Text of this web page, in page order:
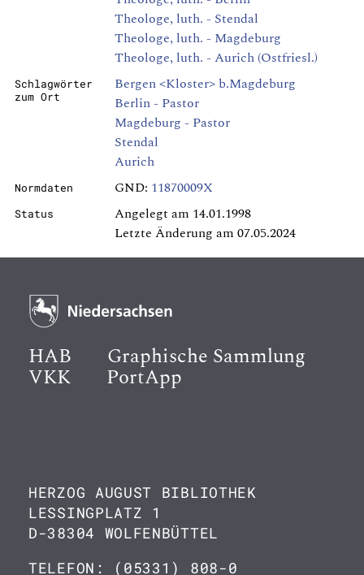
Theologe, luth. - Stendal
Theologe, luth. - Magdeburg
Theologe, luth. - Aurich (Ostfriesl.)
Schlagwörter
zum Ort
Bergen <Kloster> b.Magdeburg
Berlin - Pastor
Magdeburg - Pastor
Stendal
Aurich
Normdaten GND: 11870009X
Status
Angelegt am 14.01.1998
Letzte Änderung am 07.05.2024
HAB Graphische Sammlung
VKK PortApp
HERZOG AUGUST BIBLIOTHEK
LESSINGPLATZ 1
D-38304 WOLFENBÜTTEL
TELEFON: (05331) 808-0